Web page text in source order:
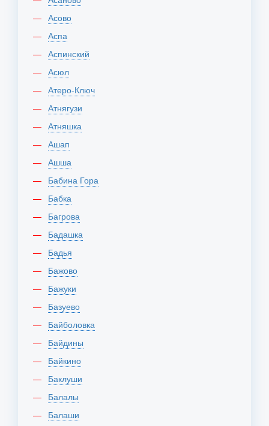
Асово
Аспа
Аспинский
Асюл
Атеро-Ключ
Атнягузи
Атняшка
Ашап
Ашша
Бабина Гора
Бабка
Багрова
Бадашка
Бадья
Бажово
Бажуки
Базуево
Байболовка
Байдины
Байкино
Баклуши
Балалы
Балаши